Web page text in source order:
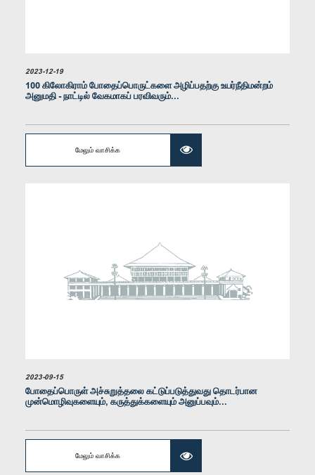
2023-12-19
100 கிலோகிராம் போதைப்பொருட்களை அழிப்பதற்கு உயர்நீதிமன்றம்
அனுமதி - நாட்டில் வேகமாகப் பரவிவரும்...
மேலும் வாசிக்க
2023-09-15
போதைப்பொருள் அச்சுறுத்தலை கட்டுப்படுத்துவது தொடர்பான
முன்மொழிவுகளையும், கருத்துக்களையும் அனுப்பவும்...
மேலும் வாசிக்க